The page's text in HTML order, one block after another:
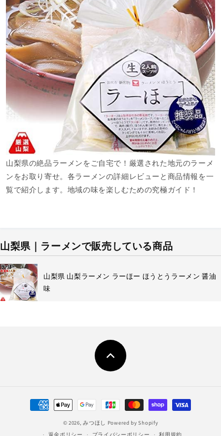
山梨県の絶品ラーメンをご自宅で！厳選された地元のラーメ
ンをお取り寄せ。各ラーメンの詳細レビューと商品情報を一
覧で紹介します。地域の味を楽しむための究極ガイド！
山梨県｜ラーメンで販売している商品
山梨県 山梨ラーメン ラーほー ほうとうラーメン 醤油
味
決
済
© 2026,みつほし Powered by Shopify